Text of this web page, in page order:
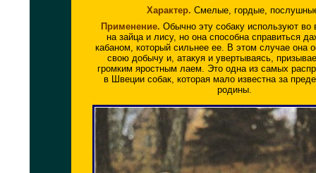
Характер. Смелые, гордые,
Применение. Обычно эту собаку используют во
на зайца и лису, но она способна справиться
кабаном, который сильнее ее. В этом случае она
свою добычу и, атакуя и увертываясь,
громким яростным лаем. Это одна из самых
в Швеции собак, которая мало известна за
родины.